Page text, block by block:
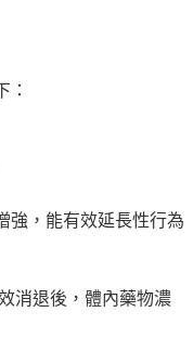
：
強，能有效延長性行為
消退後，體內藥物濃